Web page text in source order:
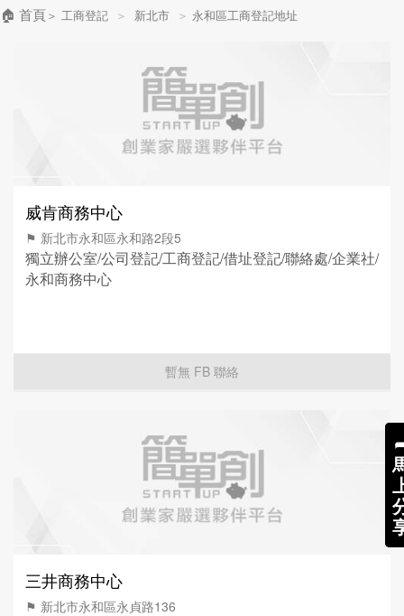
🏠 首頁＞ 工商登記 ＞ 新北市 ＞ 永和區工商登記地址
威肯商務中心
⚑ 新北市永和區永和路2段5
獨立辦公室/公司登記/工商登記/借址登記/聯絡處/企業社/
永和商務中心
暫無 FB 聯絡
三井商務中心
⚑ 新北市永和區永貞路136